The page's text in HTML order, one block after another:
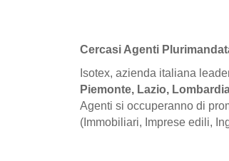
Cercasi Agenti
Isotex, azienda italiana
Piemonte, Lazio,
Agenti si occuperanno di
(Immobiliari, Imprese edili,